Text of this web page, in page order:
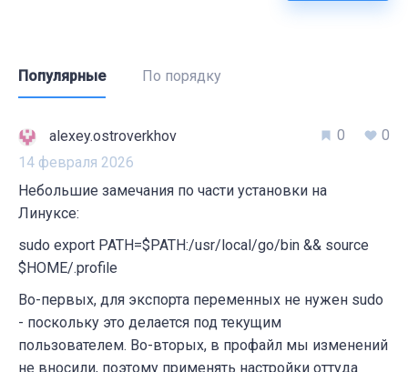
Популярные По порядку
alexey.ostroverkhov
14 февраля 2026
0 0
Небольшие замечания по части установки на
Линуксе:
sudo export PATH=$PATH:/usr/local/go/bin && source
$HOME/.profile
Во-первых, для экспорта переменных не нужен sudo
- поскольку это делается под текущим
пользователем. Во-вторых, в профайл мы изменений
не вносили, поэтому применять настройки оттуда